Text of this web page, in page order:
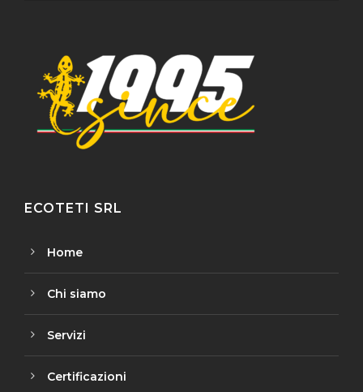
ECOTETI SRL
Home
Chi siamo
Servizi
Certificazioni